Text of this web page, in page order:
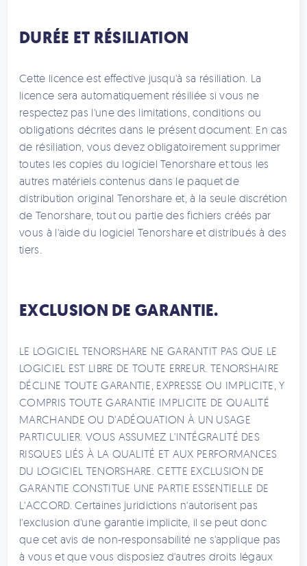
DURÉE ET RÉSILIATION
Cette licence est effective jusqu'à sa résiliation. La
licence sera automatiquement résiliée si vous ne
respectez pas l'une des limitations, conditions ou
obligations décrites dans le présent document. En cas
de résiliation, vous devez obligatoirement supprimer
toutes les copies du logiciel Tenorshare et tous les
autres matériels contenus dans le paquet de
distribution original Tenorshare et, à la seule discrétion
de Tenorshare, tout ou partie des fichiers créés par
vous à l'aide du logiciel Tenorshare et distribués à des
tiers.
EXCLUSION DE GARANTIE.
LE LOGICIEL TENORSHARE NE GARANTIT PAS QUE LE
LOGICIEL EST LIBRE DE TOUTE ERREUR. TENORSHAIRE
DÉCLINE TOUTE GARANTIE, EXPRESSE OU IMPLICITE, Y
COMPRIS TOUTE GARANTIE IMPLICITE DE QUALITÉ
MARCHANDE OU D'ADÉQUATION À UN USAGE
PARTICULIER. VOUS ASSUMEZ L'INTÉGRALITÉ DES
RISQUES LIÉS À LA QUALITÉ ET AUX PERFORMANCES
DU LOGICIEL TENORSHARE. CETTE EXCLUSION DE
GARANTIE CONSTITUE UNE PARTIE ESSENTIELLE DE
L'ACCORD. Certaines juridictions n'autorisent pas
l'exclusion d'une garantie implicite, il se peut donc
que cet avis de non-responsabilité ne s'applique pas
à vous et que vous disposiez d'autres droits légaux